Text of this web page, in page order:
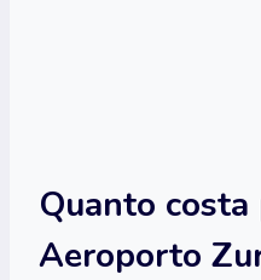
Quanto
Aeroporto